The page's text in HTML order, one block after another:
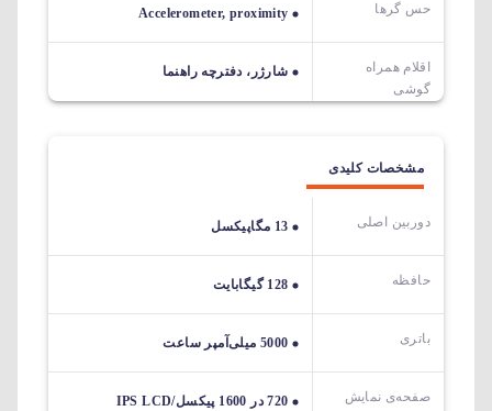
حس گرها Accelerometer, proximity
اقلام همراه
گوشی
شارژر، دفترچه راهنما
مشخصات کلیدی
دوربین اصلی 13 مگاپیکسل
حافظه 128 گیگابایت
باتری 5000 میلی‌آمپر ساعت
صفحه‌ی نمایش 720 در 1600 پیکسل/IPS LCD